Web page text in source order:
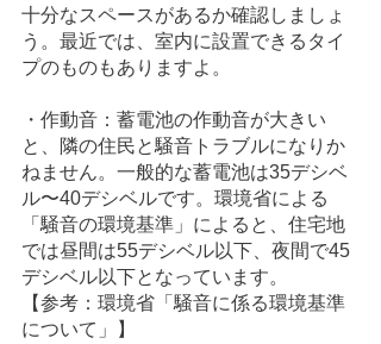
十分なスペースがあるか確認しましょ
う。最近では、室内に設置できるタイ
プのものもありますよ。
・作動音：蓄電池の作動音が大きい
と、隣の住民と騒音トラブルになりか
ねません。一般的な蓄電池は35デシベ
ル〜40デシベルです。環境省による
「騒音の環境基準」によると、住宅地
では昼間は55デシベル以下、夜間で45
デシベル以下となっています。
【参考：環境省「騒音に係る環境基準
について」】